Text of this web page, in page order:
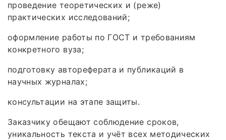
проведение теоретических и (реже)
практических исследований;
оформление работы по ГОСТ и требованиям
конкретного вуза;
подготовку автореферата и публикаций в
научных журналах;
консультации на этапе защиты.
Заказчику обещают соблюдение сроков,
уникальность текста и учёт всех методических